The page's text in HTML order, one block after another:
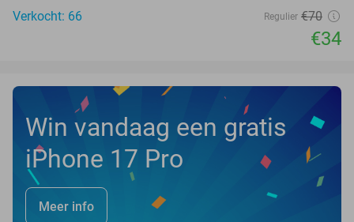
Verkocht: 66
Regulier €70
€34
Win vandaag een gratis
iPhone 17 Pro
Meer info